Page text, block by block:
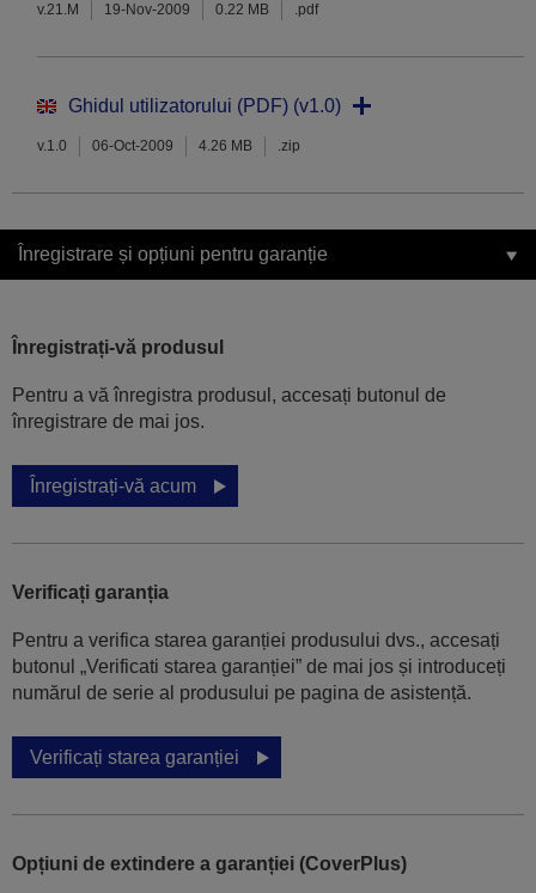
v.21.M 19-Nov-2009 0.22 MB .pdf
Ghidul utilizatorului (PDF) (v1.0)
v.1.0 06-Oct-2009 4.26 MB .zip
Înregistrare și opțiuni pentru garanție
Înregistrați-vă produsul
Pentru a vă înregistra produsul, accesați butonul de
înregistrare de mai jos.
Înregistrați-vă acum
Verificați garanția
Pentru a verifica starea garanției produsului dvs., accesați
butonul „Verificati starea garanției” de mai jos și introduceți
numărul de serie al produsului pe pagina de asistență.
Verificați starea garanției
Opțiuni de extindere a garanției (CoverPlus)